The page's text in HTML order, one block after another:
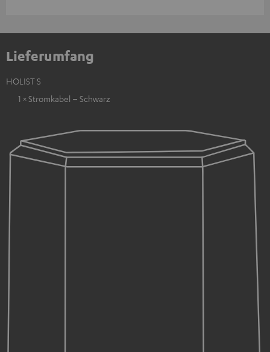
Lieferumfang
HOLIST S
1 × Stromkabel – Schwarz